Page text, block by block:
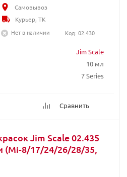
Jim Scale
10 мл
7 Series
Сравнить
Самовывоз
Курьер, ТК
Нет в наличии
Код: 02.430
Jim Scale 02.435
(Mi-8/17/24/26/28/35,